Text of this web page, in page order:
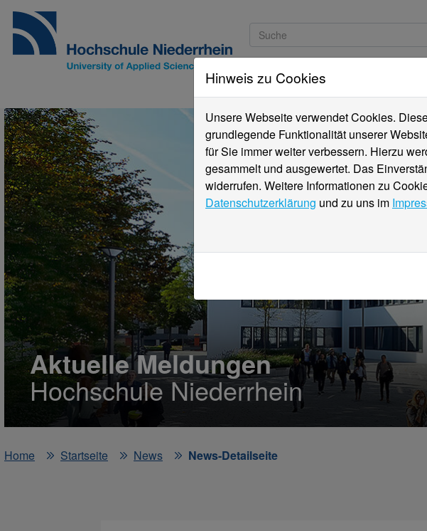
Studieninteressierte
Aktuelle Meldungen
Hochschule Niederrhein
Home
Startseite News News-Detailseite
Hinweis zu Cookies
Unsere Webseite verwendet Cookies.
grundlegende Funktionalität unserer
für Sie immer weiter verbessern. Hierzu
gesammelt und ausgewertet. Das
widerrufen. Weitere Informationen zu
Datenschutzerklärung und zu uns im